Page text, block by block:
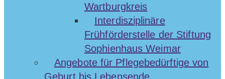
Wartburgkreis
Interdisziplinäre
Frühförderstelle der Stiftung
Sophienhaus Weimar
Angebote für Pflegebedürftige von
Geburt bis Lebensende